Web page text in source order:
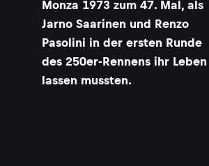
Monza 1973 zum 47. Mal, als
Jarno Saarinen und Renzo
Pasolini in der ersten Runde
des 250er-Rennens ihr Leben
lassen mussten.